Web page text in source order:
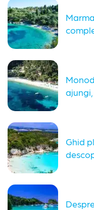
ajungi,
Ghid